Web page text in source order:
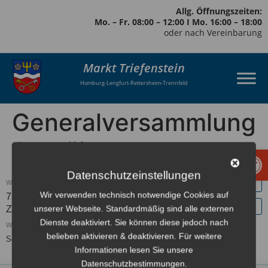
Allg. Öffnungszeiten:
Mo. – Fr. 08:00 – 12:00 I Mo. 16:00 – 18:00
oder nach Vereinbarung
Markt Triefenstein
Homburg-Lengfurt-Rettersheim-Trennfeld
Generalversammlung
Steeäisel
WANN:
7. Juli 2021 um 18:00 – 21:00Europe/Berlin
Zeitzone
WO:
Schloßscheune
Datenschutzeinstellungen
Wir verwenden technisch notwendige Cookies auf
unserer Webseite. Standardmäßig sind alle externen
Dienste deaktiviert. Sie können diese jedoch nach
belieben aktivieren & deaktivieren. Für weitere
Informationen lesen Sie unsere
Datenschutzbestimmungen.